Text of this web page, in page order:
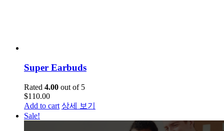
Super Earbuds
Rated 4.00 out of 5
$110.00
Add to cart 상세 보기
Sale!